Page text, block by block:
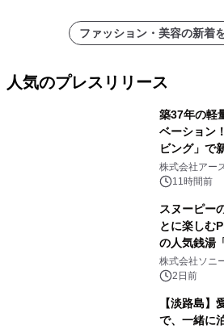
ファッション・美容の新着
人気のプレスリリース
築37年の軽
ベーション
ビング」で
事例を株式
株式会社アー
11時間前
スヌーピー
とに楽しむ
の人気銭湯
ラボレーシ
ボグッズも
株式会社ソニ
2日前
【淡路島】
で、一緒に